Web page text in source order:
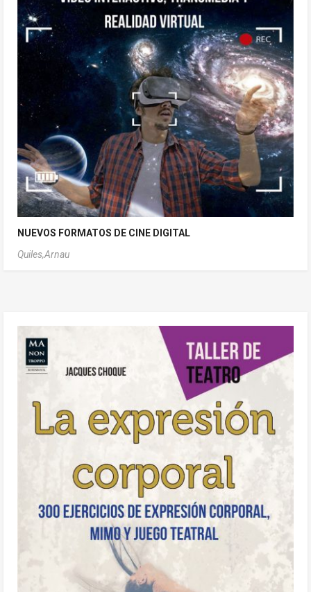
NUEVOS FORMATOS DE CINE DIGITAL
Quiles,Arnau